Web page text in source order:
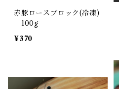
赤豚ロースブロック(冷凍)
100g
¥370